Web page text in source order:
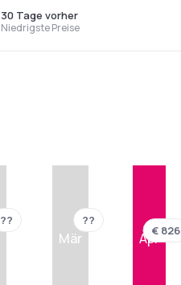
Niedrigste Preise
30 Tage vorher
??
Mär
??
Apr€ 826